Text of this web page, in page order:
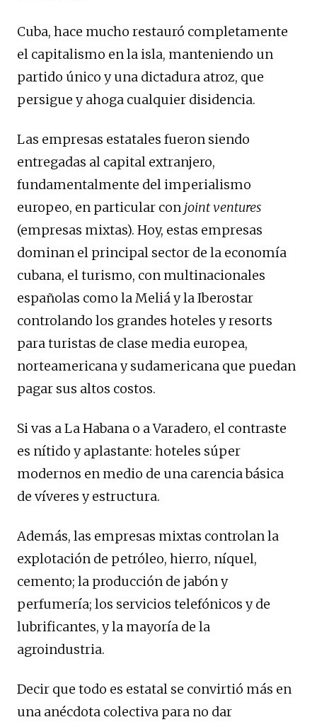
Cuba, hace mucho restauró completamente
el capitalismo en la isla, manteniendo un
partido único y una dictadura atroz, que
persigue y ahoga cualquier disidencia.
Las empresas estatales fueron siendo
entregadas al capital extranjero,
fundamentalmente del imperialismo
europeo, en particular con joint ventures
(empresas mixtas). Hoy, estas empresas
dominan el principal sector de la economía
cubana, el turismo, con multinacionales
españolas como la Meliá y la Iberostar
controlando los grandes hoteles y resorts
para turistas de clase media europea,
norteamericana y sudamericana que puedan
pagar sus altos costos.
Si vas a La Habana o a Varadero, el contraste
es nítido y aplastante: hoteles súper
modernos en medio de una carencia básica
de víveres y estructura.
Además, las empresas mixtas controlan la
explotación de petróleo, hierro, níquel,
cemento; la producción de jabón y
perfumería; los servicios telefónicos y de
lubrificantes, y la mayoría de la
agroindustria.
Decir que todo es estatal se convirtió más en
una anécdota colectiva para no dar